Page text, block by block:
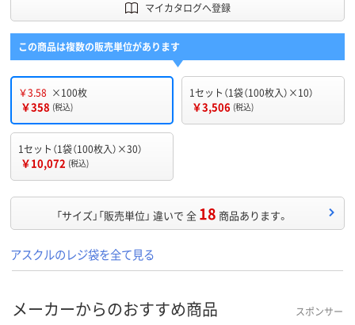
マイカタログへ登録
この商品は複数の販売単位があります
￥3.58 ×100枚
￥358 (税込)
1セット（1袋（100枚入）×10）
￥3,506 (税込)
1セット（1袋（100枚入）×30）
￥10,072 (税込)
「サイズ」「販売単位」 違いで 全 18 商品あります。
アスクルのレジ袋を全て見る
メーカーからのおすすめ商品 スポンサー